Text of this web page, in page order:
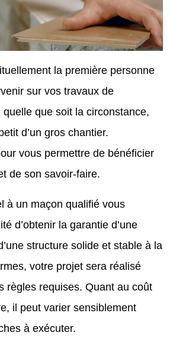
la première personne
sur vos travaux de
que soit la circonstance,
d’un gros chantier.
vous permettre de bénéficier
de son savoir-faire.
à un maçon qualifié vous
d’obtenir la garantie d’une
structure solide et stable à la
votre projet sera réalisé
règles requises. Quant au coût
il peut varier sensiblement
à exécuter.